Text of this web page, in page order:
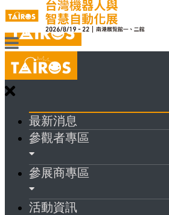
最新消息
參觀者專區
參展商專區
活動資訊